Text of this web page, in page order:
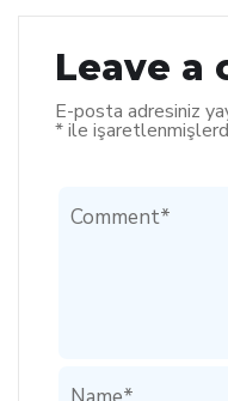
Leave a
E-posta adresiniz
*ile